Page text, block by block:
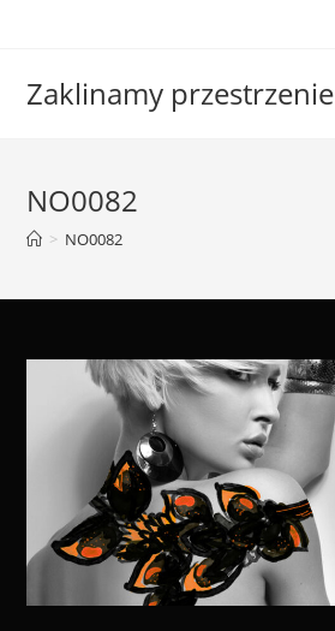
Zaklinamy przestrzenie
NO0082
> NO0082